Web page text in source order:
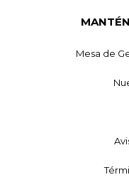
Mesa de